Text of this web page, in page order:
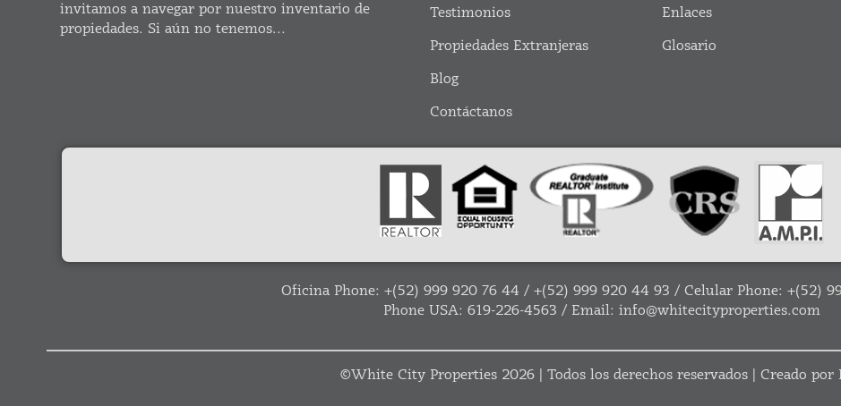
invitamos a navegar por nuestro inventario de
propiedades. Si aún no tenemos...
Testimonios
Propiedades Extranjeras
Blog
Contáctanos
Enlaces
Glosario
Oficina Phone: +(52) 999 920 76 44 / +(52) 999 920 44 93 / Celular Phone: +(52)
Phone USA: 619-226-4563 / Email: info@whitecityproperties.com
©White City Properties 2026 | Todos los derechos reservados | Creado por